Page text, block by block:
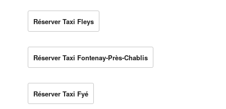
Réserver Taxi Fleys
Réserver Taxi Fontenay-Près-Chablis
Réserver Taxi Fyé